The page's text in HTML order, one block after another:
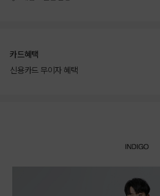
카드혜택
신용카드 무이자 혜택